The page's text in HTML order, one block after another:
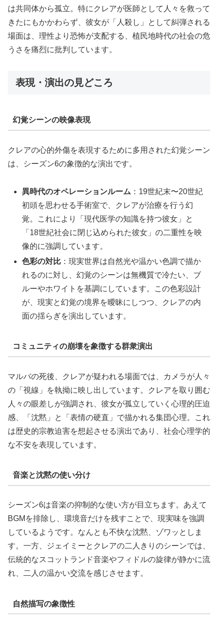
は共同体から孤立。特にクレアが医師として人々を救って
きたにもかかわらず、彼女が「人殺し」として糾弾される
場面は、理性より恐怖が支配する、植民地時代の社会の危
うさを痛烈に批判しています。
表現・演出の見どころ
幻覚シーンの映像表現
クレアの心的外傷を表現するために多用された幻覚シーン
は、シーズン6の象徴的な演出です。
異時代のオペレーションルーム ：19世紀末〜20世紀
初頭を思わせる手術室で、クレアが治療を行う幻
覚。これにより「現代医学の知識を持つ彼女」と
「18世紀社会に閉じ込められた彼女」の二重性を映
像的に強調しています。
色彩の対比 ：現実世界は自然光や温かい色調で描か
れるのに対し、幻覚のシーンは無機質で冷たい、ブ
ルーやホワイトを基調にしています。この色彩設計
が、現実と幻覚の境界を曖昧にしつつ、クレアの内
面の揺らぎを演出しています。
コミュニティの崩壊を象徴する群衆演出
マルバの死後、クレアが疑われる場面では、カメラが人々
の「視線」を執拗に映し出しています。クレアを取り囲む
人々の眼差しが強調され、彼女が孤立していく心理的圧迫
感、「沈黙」と「表情の硬直」で描かれる集団心理。これ
は歴史的宗教迫害を想起させる演出であり、社会心理学的
な不安を表現しています。
音楽と沈黙の使い分け
シーズン6は音楽の抑制的な使い方が目立ちます。あえて
BGMを排除し、環境音だけを残すことで、現実味を強調
しているようです。なんとも不快な沈黙、ゾワッとしま
す。一方、ジェイミーとクレアの二人きりのシーンでは、
伝統的なスコットランド音楽やフィドルの旋律が静かに流
れ、二人の温かい交流を感じさせます。
自然描写の象徴性